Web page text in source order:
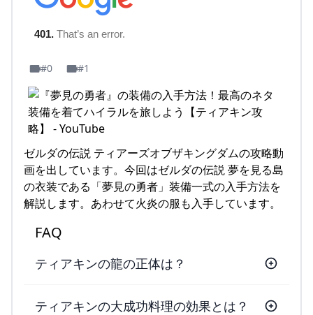
#0 #1
ゼルダの伝説 ティアーズオブザキングダムの攻略動
画を出しています。今回はゼルダの伝説 夢を見る島
の衣装である「夢見の勇者」装備一式の入手方法を
解説します。あわせて火炎の服も入手しています。
FAQ
ティアキンの龍の正体は？
ティアキンの大成功料理の効果とは？